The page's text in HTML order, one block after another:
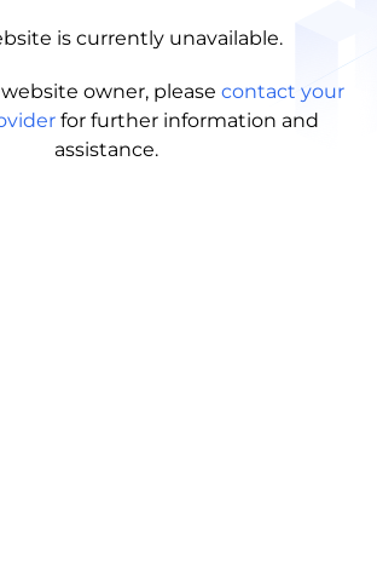
is currently unavailable.
owner, please contact your
for further information and
assistance.